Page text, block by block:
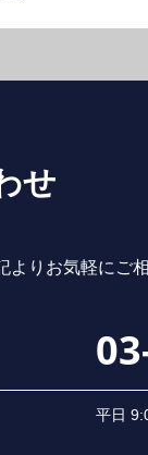
せ
りお気軽にご
平⽇